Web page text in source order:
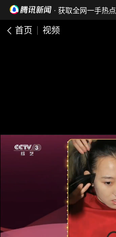
· 获取全网一手热点
首页 视频